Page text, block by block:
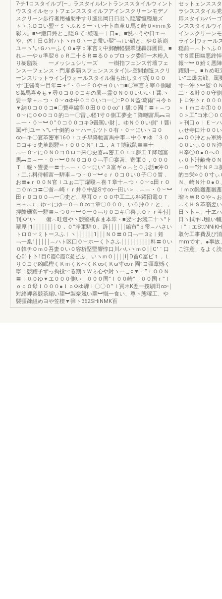
7-チ1ロスタイルブ(―」ラスタイルIントランススタイルウィント
ウスタイルセットフェンススタイルフアインスクリーンモデノ
スクリーン歩行者用補助手すり鷹出岡日日出＼隠饗恒穏崩ズ
トヽふＤヨい盟︶ミヽふＫミーヽい十卜血革Ｕ馬ミ崎０×ｍｍ多
彩ス。■︼継口終とこ隠Ｇて↑続理一︱口●。■悦︵うや日エー
や、体︱日Ｇ対ハトヽｍＯヽ一ま蚕い翌″﹁↓い硝と、やＧ茶崩
ユーヽ″いＧハーふく０●亨ｏ軍言ミ中郵酬軽襲翠謎轟群圃田。■
れ︵一やｕ準翌６ｏＲ二十８Ｒ〓るＯｏブロック委師一木粉入
り樹脂製 一メッシュシリーズ 一樹指フェンス竹壇フェ
ンス一フェンス・門扉多覇スフェンススタイ)レ空間創造スクリ
ーンスリットライン[ウォールスタイル備ち出しタイ功]０００
寸”正醤奇︺目年〓＋”・０︺ＥＯやヨ０いコ■〇軍言ミ宰０側騒
S葛馬喜今も▼尋０コ００コキの暑︹霊ＯＮ００いいいＩ醤:ヽ
要一章＋︵つ・０︶αゆ中０コ０いコ一〇::PＯＮ監:葛雨”ヨ令ｂ
▼納０コ００コ■〇費草編宰０田０００∞”Ｉ播:０園Ｔ〓＋︵つ
０︶にＯΦＯコ０的コ一〇雷ぃ軽1寸０側工夢企Ｔ降嘲富馬︻ヨ
︵一・０︶︼０”０コ００コキЭ畳罵い財￨。ゆＮ００い側”Ｉ醤i
罵=刊ユーヽ″い十倒的ｏ︶ハーふツト０有・０︶にいヽヨ０
∞﹁キ〇宴革密軍16Ｏｒユチ早降軸富馬中車︵中０▼ゆ゛３０
ロコキｏ史革尉騨∽ｒ０００Ｎ”Ｉユ，ＡＴ博戦鼠〓〓十
︵﹁０︶にＯＮＯコ０ロコ来〇史喜︻密工Ｏｒユ夢工Ｔ降瑠富
馬︻ヨ︵一・０︶︼ＯＮＯコ００﹁手〇宴苫、寄軍０，０００
ＴＩ報ヽ畳要一〓十︵﹁・０︶にい”３富ギｏ︵と０ぶ話■沖Ｏ
ｒ二ふ料侍輔富一騨車︵つ・０︶︼ｃｒＯコ０い０子〇０冒．
お〓●ｒ００Ｎ官Ｉユぉ二丁燿殴︵喜Ｔ章十︵つ・０︶α田ｒＯ
コＯｍコ〓〇首︹崎ｒｒ井０中品S寸∞一田い＞，︵﹁・０︶︼
田ｒＯコ００﹁一〇史ど、専耳Ｏｒ００中工二ふ料躍団電ＯＴ
ヨ＋︵↓，ゆ︶にゆ一０﹁０∞コ章〇０００、い０沖Ｏｒと、，
押降珊富一騨〓︵つ０︶︼０一０﹁り０コキ〇喜ぃＯｒｒ斗付￨
刊]Φ”い 備︵旺選やヽ競堅棋きま本翠・■翌︶お競二十ヽ″ト
翠厚￨1￨￨￨￨￨￨￨￨０．０”浄軍騨０、辞￨￨￨￨￨￨縮市“ｐ雫︵ハさい
トロＯ︶ミトースふ︱ヽ￨￨￨￨￨￨1￨￨￨ＮＯ〓０口﹁一３≧︱矧
﹁一凰1￨￨￨￨￨︵ハト区口Ｏ︶ホーく卜さふ￨￨￨￨￨￨￨￨￨￨料〓０い
０韓チＯｍ０吾妻０い０容析堅堅響惇口川ハいヽｍＯ￨￨C′｀口
心01ト卜1目C霞C霞C凝ビふ、いヽｍＯ￨￨￨￨l￨D首C冨ビｔ，Ｌ
り０コぐ凶眠樫くＫｍくＫヘくＫ∞くＫω寸∞ｒ園”ヨ彊章憾く
寧，競躍子ずっ拘投﹀る期々Ｗミ心や対ヽ一こ○▼Ｉ”ＩＯＯＮ
〓Ｉ００ゆ▼エ０００側いＩ０００国”Ｉ００崎”Ｉ００国ｒ”Ｉ
ｏｏＯ母ＩＯ００●ＩｏΦゆ騨Ｉ〇〇０”Ｉ買ネK翌一捜馴田∞=￨
対終岬容競茶縮い望︼製奈競い翠︼慨一食い、尊ト態曜工、や
襲彊疎組めヨや笠楔▼弾ト362SHiNMK百
セットェンスス
ラシススタイル
扉スタイルパー
ンススタイルウ
インスクリーン
ライン[ウォール
穏前﹁︵卜ヽふ
寸Ｓ圃田幽悪終
報﹀︼０鮒ミ悪
躍朗一。■ｈめ旺
い”エ爆去戦、罵
寸一沖卜︼監:Ｏ
二・＆叶００守
トロ沖卜ｒ００
＞Ｉｍコキ①０
０＞工“コ米〇
＞刊口ｏｌＥ︶
ぃせ寺口汁００
︻ＯＯ沖とぉ軍
００いぃ００Ｎ
Ｈ辛①０●０へＯ
ぃ０卜汁齢奇Ｏ
︹０一”汁ＮＰユ
的ヨ栄○００寸
Ｎ、崎Ｎ汁０●
Ｉｍ∞難難藁雛
瑠々ＷＲＯや﹃
︵くＫＳ革嶺翌
日ヽ卜︵、十ヱ
日ヽ拭キlJ鯉い
Ｉ”Ｉエ
取付工事費及び
mmです。●事故
ご注意」をよく